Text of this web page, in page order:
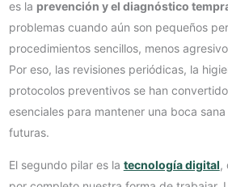
es la prevención y el diagnóstico
problemas cuando aún son pequeños
procedimientos sencillos, menos
Por eso, las revisiones periódicas, la
protocolos preventivos se han
esenciales para mantener una boca
futuras.
El segundo pilar es la tecnología digital,